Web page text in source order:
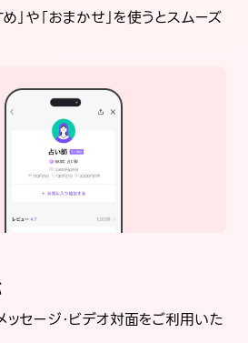
」や「おまかせ」を使うとスムーズ
ッセージ・ビデオ対面をご利用いた